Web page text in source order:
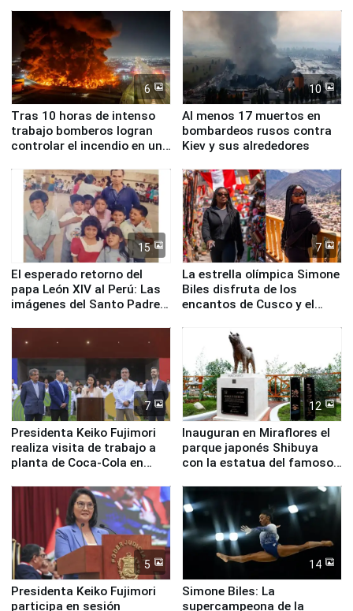
Fenómeno El Niño
6
Tras 10 horas de intenso
trabajo bomberos logran
controlar el incendio en una
de Chile
10
Al menos 17 muertos en
bombardeos rusos contra
Kiev y sus alrededores
15
El esperado retorno del
papa León XIV al Perú: Las
imágenes del Santo Padre
7
La estrella olímpica Simone
Biles disfruta de los
encantos de Cusco y el
7
Presidenta Keiko Fujimori
realiza visita de trabajo a
planta de Coca-Cola en
12
Inauguran en Miraflores el
parque japonés Shibuya
con la estatua del famoso
5
Presidenta Keiko Fujimori
participa en sesión
14
Simone Biles: La
supercampeona de la